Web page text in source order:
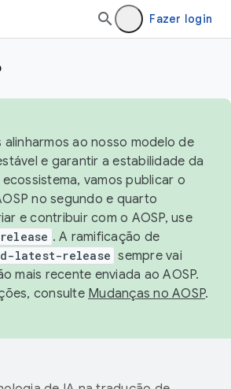
Fazer login
alinharmos ao nosso modelo de
e garantir a estabilidade da
vamos publicar o
no segundo e quarto
e contribuir com o AOSP, use
. A ramificação de
latest-release sempre vai
mais recente enviada ao AOSP.
consulte Mudanças no AOSP.